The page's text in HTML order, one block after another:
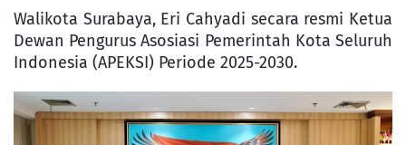
Walikota Surabaya, Eri Cahyadi secara resmi Ketua
Dewan Pengurus Asosiasi Pemerintah Kota Seluruh
Indonesia (APEKSI) Periode 2025-2030.